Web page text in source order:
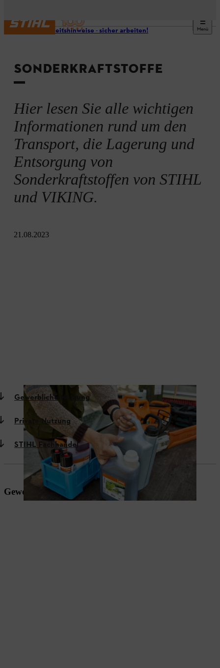
Menü
Sicherheitshinweise - sicher arbeiten!
SONDERKRAFTSTOFFE
Hier lesen Sie alle wichtigen
Informationen rund um den
Transport, die Lagerung und
Entsorgung von
Sonderkraftstoffen von STIHL
und VIKING.
21.08.2023
Gewerbliche Nutzung
Private Nutzung
STIHL Fachhandel
Gewerbliche Nutzung